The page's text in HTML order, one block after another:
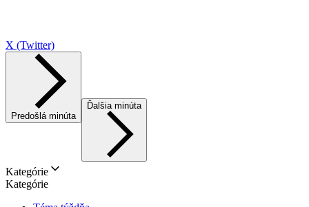
X (Twitter)
Predošlá minúta
Ďalšia minúta
Kategórie
Kategórie